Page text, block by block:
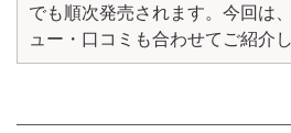
でも順次発売されます。今回は
ュー・口コミも合わせてご紹介し